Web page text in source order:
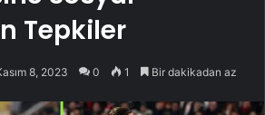
Tepkiler
8, 2023 0 1 Bir dakikadan az